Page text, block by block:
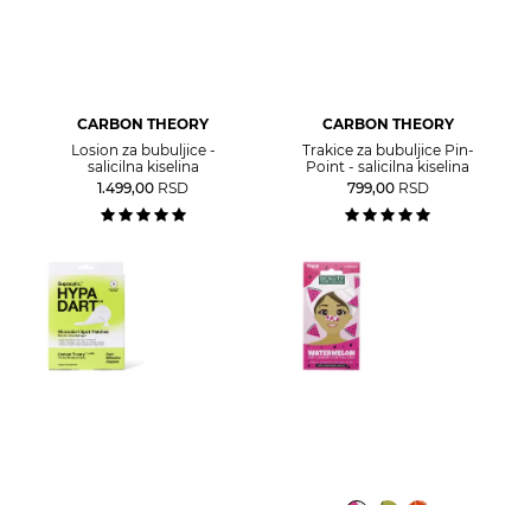
CARBON THEORY
Losion za bubuljice -
salicilna kiselina
1.499,00 RSD
CARBON THEORY
Trakice za bubuljice Pin-
Point - salicilna kiselina
799,00 RSD